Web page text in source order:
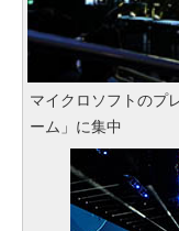
マイクロソフトのプ
ーム」に集中